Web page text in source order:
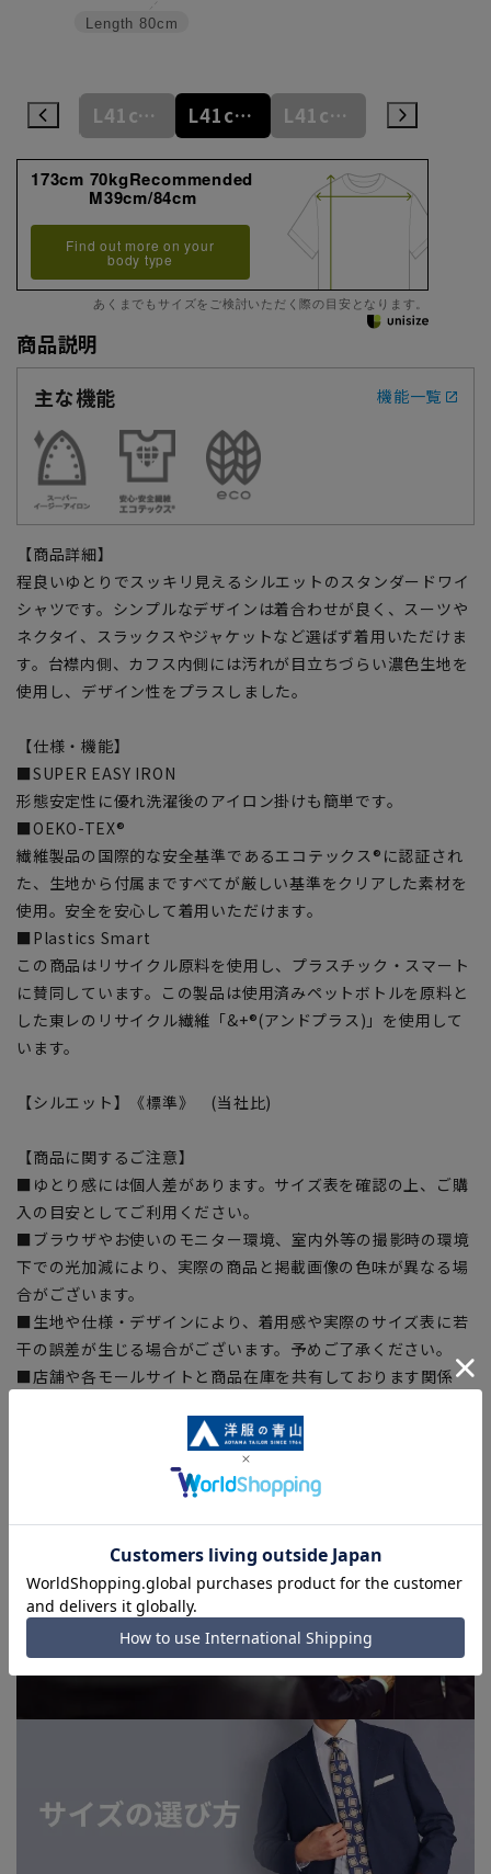
Length 80cm
L41cm/78cm L41cm/80cm L41cm/82cm L41cm/84cm
173cm 70kgRecommended
M39cm/84cm
Find out more on your
body type
あくまでもサイズをご検討いただく際の目安となります。
商品説明
主な機能
機能一覧
【商品詳細】
程良いゆとりでスッキリ見えるシルエットのスタンダードワイ
シャツです。シンプルなデザインは着合わせが良く、スーツや
ネクタイ、スラックスやジャケットなど選ばず着用いただけま
す。台襟内側、カフス内側には汚れが目立ちづらい濃色生地を
使用し、デザイン性をプラスしました。
【仕様・機能】
■SUPER EASY IRON
形態安定性に優れ洗濯後のアイロン掛けも簡単です。
■OEKO-TEX®
繊維製品の国際的な安全基準であるエコテックス®に認証され
た、生地から付属まですべてが厳しい基準をクリアした素材を
使用。安全を安心して着用いただけます。
■Plastics Smart
この商品はリサイクル原料を使用し、プラスチック・スマート
に賛同しています。この製品は使用済みペットボトルを原料と
した東レのリサイクル繊維「&+®(アンドプラス)」を使用して
います。
【シルエット】《標準》 (当社比)
【商品に関するご注意】
■ゆとり感には個人差があります。サイズ表を確認の上、ご購
入の目安としてご利用ください。
■ブラウザやお使いのモニター環境、室内外等の撮影時の環境
下での光加減により、実際の商品と掲載画像の色味が異なる場
合がございます。
■生地や仕様・デザインにより、着用感や実際のサイズ表に若
干の誤差が生じる場合がございます。予めご了承ください。
■店舗や各モールサイトと商品在庫を共有しております関係
を完了できない場合がございます。予めご了承ください。（お
急ぎ発送のご注文につきましても、ご注文のタイミングによっ
てはお急ぎ発送サービスを選択できない場合がございます。)